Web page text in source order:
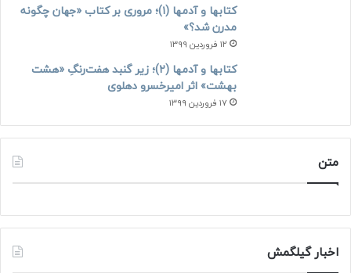
کتابها و آدمها (۱)؛ مروری بر کتاب «جهان چگونه
مدرن شد؟»
۱۲ فروردین ۱۳۹۹
کتابها و آدمها (۲)؛ زیر گنبد هفت‌رنگِ «هشت
بهشت» اثر امیرخسرو دهلوی
۱۷ فروردین ۱۳۹۹
متن
اخبار گیلگمش